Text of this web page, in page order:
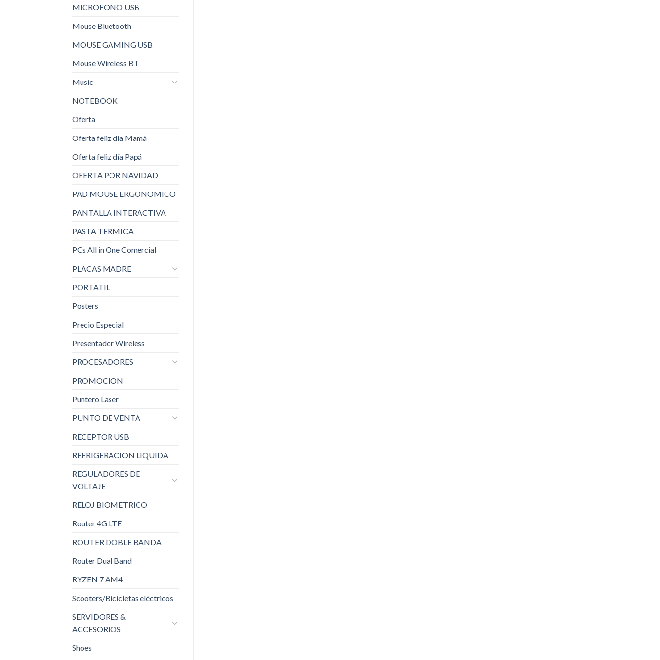
MICROFONO USB
Mouse Bluetooth
MOUSE GAMING USB
Mouse Wireless BT
Music
NOTEBOOK
Oferta
Oferta feliz día Mamá
Oferta feliz día Papá
OFERTA POR NAVIDAD
PAD MOUSE ERGONOMICO
PANTALLA INTERACTIVA
PASTA TERMICA
PCs All in One Comercial
PLACAS MADRE
PORTATIL
Posters
Precio Especial
Presentador Wireless
PROCESADORES
PROMOCION
Puntero Laser
PUNTO DE VENTA
RECEPTOR USB
REFRIGERACION LIQUIDA
REGULADORES DE
VOLTAJE
RELOJ BIOMETRICO
Router 4G LTE
ROUTER DOBLE BANDA
Router Dual Band
RYZEN 7 AM4
Scooters/Bicicletas eléctricos
SERVIDORES &
ACCESORIOS
Shoes